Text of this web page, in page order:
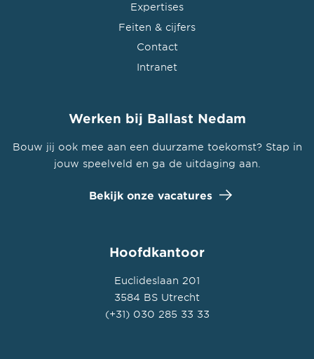
Expertises
Feiten & cijfers
Contact
Intranet
Werken bij Ballast Nedam
Bouw jij ook mee aan een duurzame toekomst? Stap in
jouw speelveld en ga de uitdaging aan.
Bekijk onze vacatures
Hoofdkantoor
Euclideslaan 201
3584 BS Utrecht
(+31) 030 285 33 33